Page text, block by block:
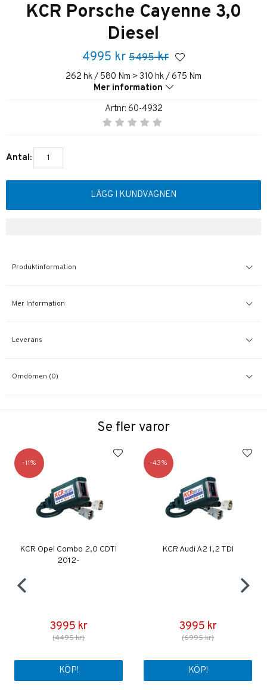
KCR Porsche Cayenne 3,0
Diesel
5495kr
4995 kr
262 hk / 580 Nm > 310 hk / 675 Nm
Mer information
Artnr: 60-4932
Antal:
LÄGG I KUNDVAGNEN
Produktinformation
Mer Information
Leverans
Omdömen (0)
Se fler varor
11
KCR Opel Combo 2,0 CDTI
2012-
3995 kr
(4495 kr)
KÖP!
43
KCR Audi A2 1,2 TDI
3995 kr
(6995 kr)
KÖP!